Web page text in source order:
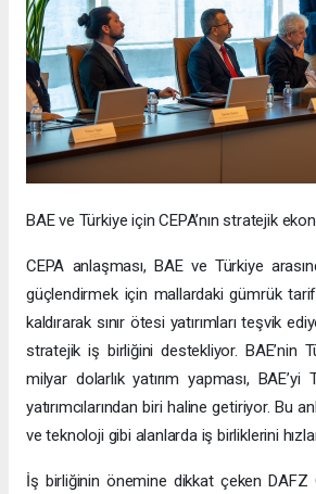
BAE ve Türkiye için CEPA’nın stratejik
CEPA anlaşması, BAE ve Türkiye
güçlendirmek için mallardaki gümrük
kaldırarak sınır ötesi yatırımları teşvik
stratejik iş birliğini destekliyor. BAE’nin
milyar dolarlık yatırım yapması, BAE’yi
yatırımcılarından biri haline getiriyor. Bu
ve teknoloji gibi alanlarda iş birliklerini
İş birliğinin önemine dikkat çeken DAFZ